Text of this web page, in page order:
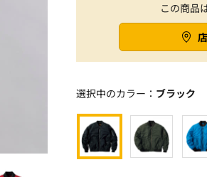
この商品
選択中のカラー： ブラック